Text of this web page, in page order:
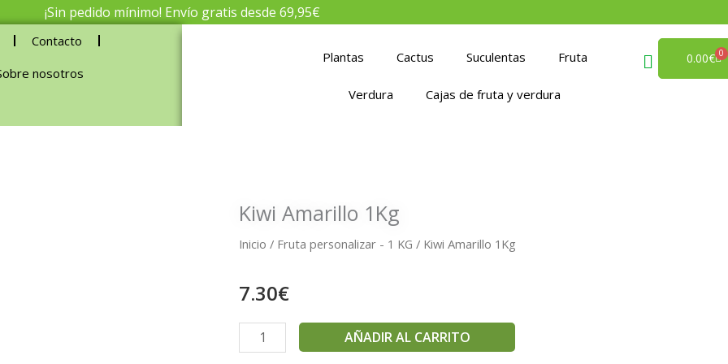
¡Sin pedido mínimo! Envío gratis desde 69,95€
Contacto
nosotros
Plantas Cactus Suculentas Fruta
Verdura Cajas de fruta y verdura
0.00€ 0
Kiwi Amarillo 1Kg
Inicio / Fruta personalizar - 1 KG / Kiwi Amarillo 1Kg
7.30€
Kiwi
Amarillo
AÑADIR AL CARRITO